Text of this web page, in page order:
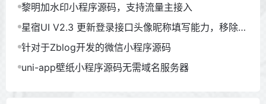
黎明加水印小程序源码，支持流量主接入
星宿UI V2.3 更新登录接口头像昵称填写能力，移除文
章密码访问
针对于Zblog开发的微信小程序源码
uni-app壁纸小程序源码无需域名服务器